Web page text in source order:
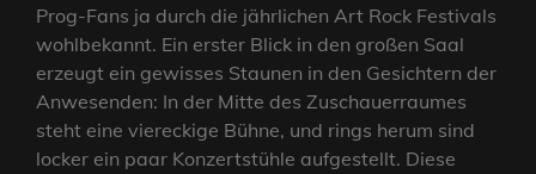
Prog-Fans ja durch die jährlichen Art Rock Festivals
wohlbekannt. Ein erster Blick in den großen Saal
erzeugt ein gewisses Staunen in den Gesichtern der
Anwesenden: In der Mitte des Zuschauerraumes
steht eine viereckige Bühne, und rings herum sind
locker ein paar Konzertstühle aufgestellt. Diese